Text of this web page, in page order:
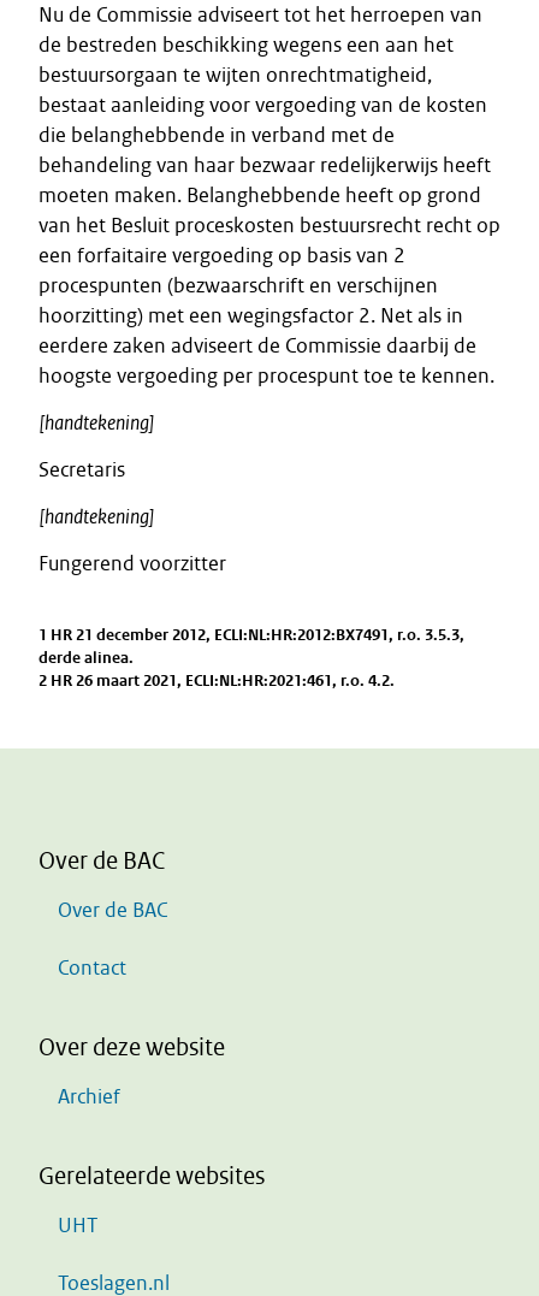
Nu de Commissie adviseert tot het herroepen van
de bestreden beschikking wegens een aan het
bestuursorgaan te wijten onrechtmatigheid,
bestaat aanleiding voor vergoeding van de kosten
die belanghebbende in verband met de
behandeling van haar bezwaar redelijkerwijs heeft
moeten maken. Belanghebbende heeft op grond
van het Besluit proceskosten bestuursrecht recht op
een forfaitaire vergoeding op basis van 2
procespunten (bezwaarschrift en verschijnen
hoorzitting) met een wegingsfactor 2. Net als in
eerdere zaken adviseert de Commissie daarbij de
hoogste vergoeding per procespunt toe te kennen.
[handtekening]
Secretaris
[handtekening]
Fungerend voorzitter
1 HR 21 december 2012, ECLI:NL:HR:2012:BX7491, r.o. 3.5.3,
derde alinea.
2 HR 26 maart 2021, ECLI:NL:HR:2021:461, r.o. 4.2.
Over de BAC
Over de BAC
Contact
Over deze website
Archief
Gerelateerde websites
UHT
Toeslagen.nl